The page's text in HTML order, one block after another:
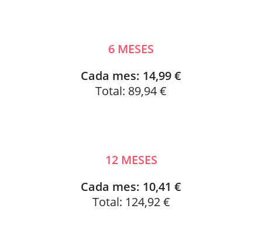
6 MESES
Cada mes: 14,99 €
Total: 89,94 €
12 MESES
Cada mes: 10,41 €
Total: 124,92 €